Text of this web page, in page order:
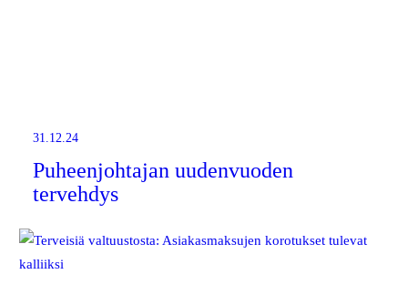
31.12.24
Puheenjohtajan uudenvuoden
tervehdys